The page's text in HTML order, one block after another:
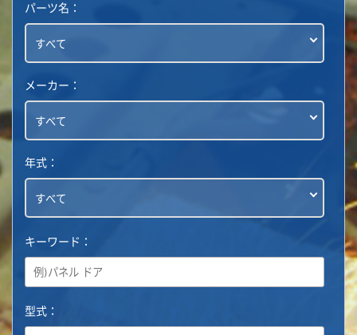
パーツ名：
メーカー：
年式：
キーワード：
型式：